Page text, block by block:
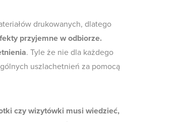
drukowanych, dlatego
przyjemne w odbiorze.
. Tyle że nie dla każdego
uszlachetnień za pomocą
czy wizytówki musi wiedzieć,